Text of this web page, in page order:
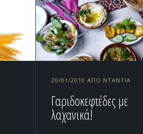
20/01/2010 ΑΠΌ NTANTIA
Γαριδοκεφτέδες με
λαχανικά!